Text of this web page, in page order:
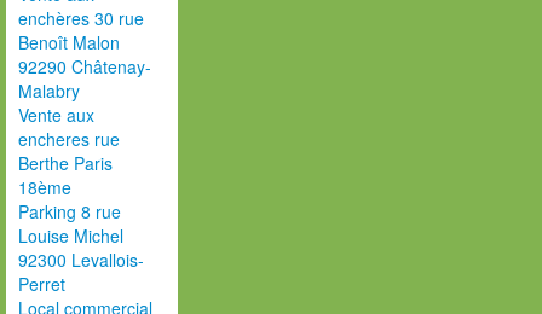
enchères 30 rue
Benoît Malon
92290 Châtenay-
Malabry
Vente aux
encheres rue
Berthe Paris
18ème
Parking 8 rue
Louise Michel
92300 Levallois-
Perret
Local commercial